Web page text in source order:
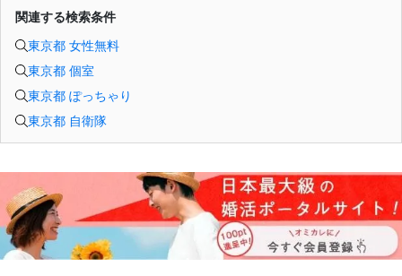
関連する検索条件
東京都 女性無料
東京都 個室
東京都 ぽっちゃり
東京都 自衛隊